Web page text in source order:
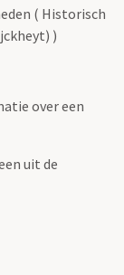
( Historisch
)
over een
uit de